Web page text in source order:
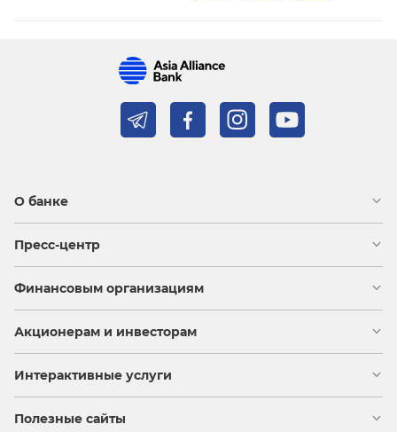
О банке
Пресс-центр
Финансовым организациям
Акционерам и инвесторам
Интерактивные услуги
Полезные сайты